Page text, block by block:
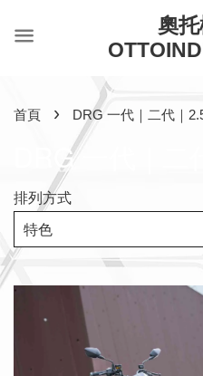
奧
首頁 › DRG 一代｜二代｜
DRG 一代｜二
排列方式